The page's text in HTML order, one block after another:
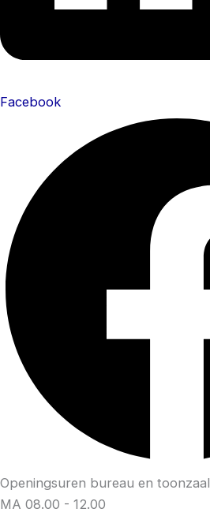
Facebook
Openingsuren bureau en toonzaal
MA 08.00 - 12.00